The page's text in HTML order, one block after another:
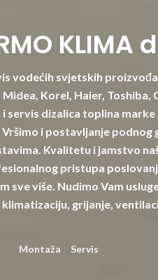
KLIMA
vodećih svjetskih
Korel, Haier, Toshiba,
i servis dizalica toplina
i postavljanje podnog
Kvalitetu i jamstvo
pristupa
sve više. Nudimo Vam
klimatizaciju, grijanje,
Montaža Servis